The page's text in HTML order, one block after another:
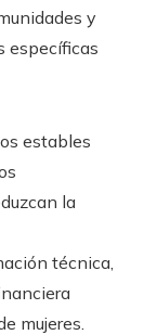
y
específicas
estables
la
técnica,
mujeres.